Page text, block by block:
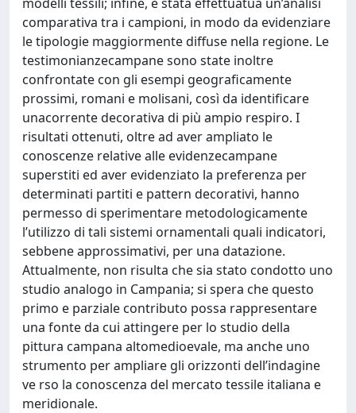
comparativa tra i campioni, in modo da evidenziare
le tipologie maggiormente diffuse nella regione. Le
testimonianzecampane sono state inoltre
confrontate con gli esempi geograficamente
prossimi, romani e molisani, così da identificare
unacorrente decorativa di più ampio respiro. I
risultati ottenuti, oltre ad aver ampliato le
conoscenze relative alle evidenzecampane
superstiti ed aver evidenziato la preferenza per
determinati partiti e pattern decorativi, hanno
permesso di sperimentare metodologicamente
l’utilizzo di tali sistemi ornamentali quali indicatori,
sebbene approssimativi, per una datazione.
Attualmente, non risulta che sia stato condotto uno
studio analogo in Campania; si spera che questo
primo e parziale contributo possa rappresentare
una fonte da cui attingere per lo studio della
pittura campana altomedioevale, ma anche uno
strumento per ampliare gli orizzonti dell’indagine
ve rso la conoscenza del mercato tessile italiana e
meridionale.